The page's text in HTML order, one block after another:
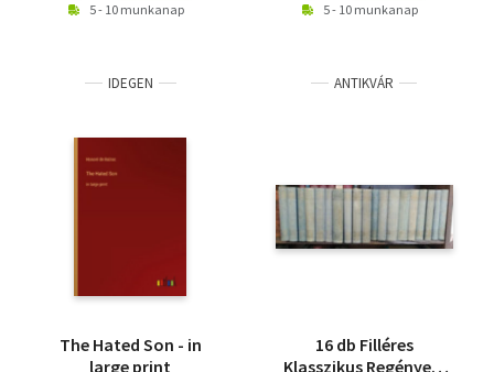
5 - 10 munkanap 5 - 10 munkanap
IDEGEN
The Hated Son - in
large print
ANTIKVÁR
16 db Filléres
Klasszikus Regények: